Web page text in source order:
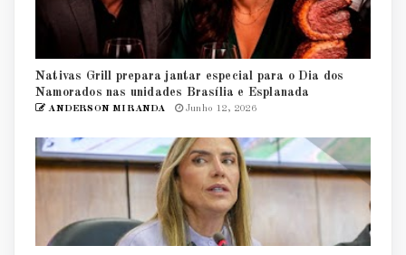
Nativas Grill prepara jantar especial para o Dia dos
Namorados nas unidades Brasília e Esplanada
ANDERSON MIRANDA Junho 12, 2026